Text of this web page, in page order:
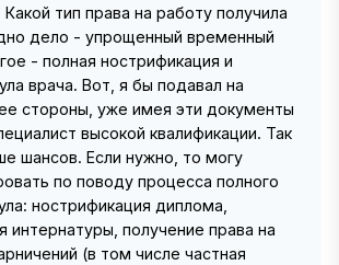
тип права на работу получила
дело - упрощенный временный
- полная нострификация и
врача. Вот, я бы подавал на
стороны, уже имея эти документы
высокой квалификации. Так
шансов. Если нужно, то могу
по поводу процесса полного
нострификация диплома,
интернатуры, получение права на
(в том числе частная